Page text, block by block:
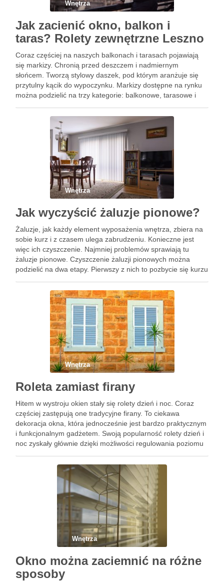
Wnętrza
Jak zacienić okno, balkon i
taras? Rolety zewnętrzne Leszno
Coraz częściej na naszych balkonach i tarasach pojawiają
się markizy. Chronią przed deszczem i nadmiernym
słońcem. Tworzą stylowy daszek, pod którym aranżuje się
przytulny kącik do wypoczynku. Markizy dostępne na rynku
można podzielić na trzy kategorie: balkonowe, tarasowe i
zadaszeniu małych powierzchni. Można zastosować …
Wnętrza
Jak wyczyścić żaluzje pionowe?
Żaluzje, jak każdy element wyposażenia wnętrza, zbiera na
sobie kurz i z czasem ulega zabrudzeniu. Konieczne jest
więc ich czyszczenie. Najmniej problemów sprawiają tu
żaluzje pionowe. Czyszczenie żaluzji pionowych można
podzielić na dwa etapy. Pierwszy z nich to pozbycie się kurzu
Wnętrza
Roleta zamiast firany
Hitem w wystroju okien stały się rolety dzień i noc. Coraz
częściej zastępują one tradycyjne firany. To ciekawa
dekoracja okna, która jednocześnie jest bardzo praktycznym
i funkcjonalnym gadżetem. Swoją popularność rolety dzień i
noc zyskały głównie dzięki możliwości regulowania poziomu
Umożliwia to …
Wnętrza
Okno można zaciemnić na różne
sposoby